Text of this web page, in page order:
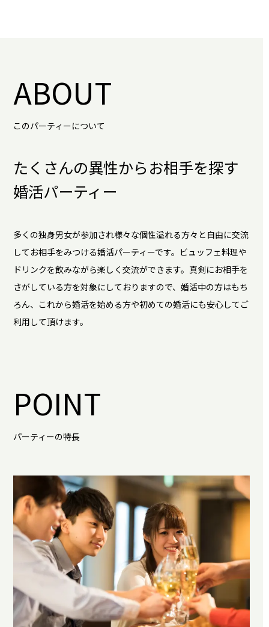
ABOUT
このパーティーについて
たくさんの異性からお相手を探す
婚活パーティー
多くの独身男女が参加され様々な個性溢れる方々と自由に交流
してお相手をみつける婚活パーティーです。ビュッフェ料理や
ドリンクを飲みながら楽しく交流ができます。真剣にお相手を
さがしている方を対象にしておりますので、婚活中の方はもち
ろん、これから婚活を始める方や初めての婚活にも安心してご
利用して頂けます。
POINT
パーティーの特長